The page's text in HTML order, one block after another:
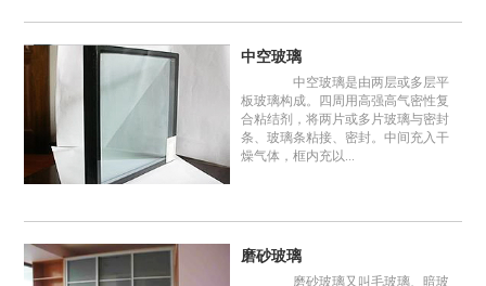
中空玻璃
中空玻璃是由两层或多层平
板玻璃构成。四周用高强高气密性复
合粘结剂，将两片或多片玻璃与密封
条、玻璃条粘接、密封。中间充入干
燥气体，框内充以...
磨砂玻璃
磨砂玻璃又叫毛玻璃、暗玻